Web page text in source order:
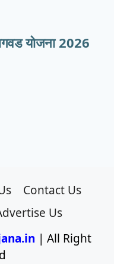
योजना 2026
Contact Us
Us
| All Right